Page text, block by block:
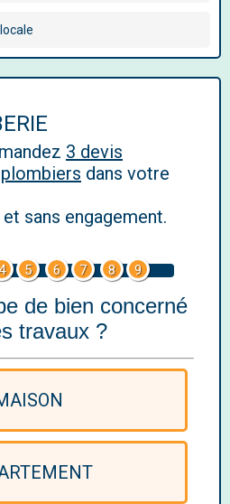
3 devis
plombiers dans votre
sans engagement.
5 6 7 8 9
de bien concerné
travaux ?